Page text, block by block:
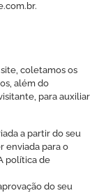
coletamos os
além do
para auxiliar
a partir do seu
enviada para o
política de
do seu